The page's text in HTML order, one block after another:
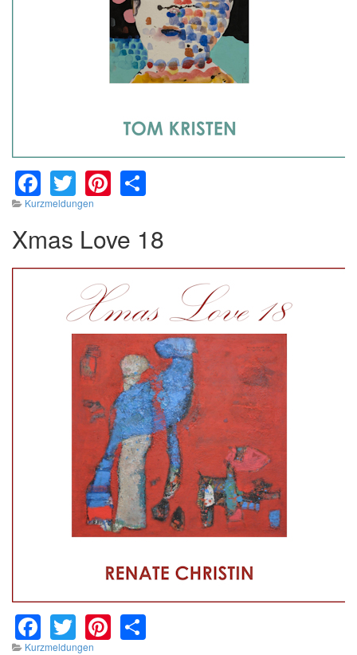
Facebook
TwitterPinterest
Kurzmeldungen
Xmas Love 18
Facebook
TwitterPinterest
Kurzmeldungen